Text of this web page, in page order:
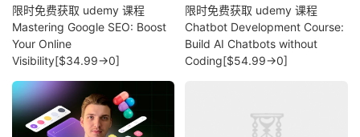
限时免费获取 udemy 课程
Mastering Google SEO: Boost
Your Online
Visibility[$34.99→0]
限时免费获取 udemy 课程
Chatbot Development Course:
Build AI Chatbots without
Coding[$54.99→0]